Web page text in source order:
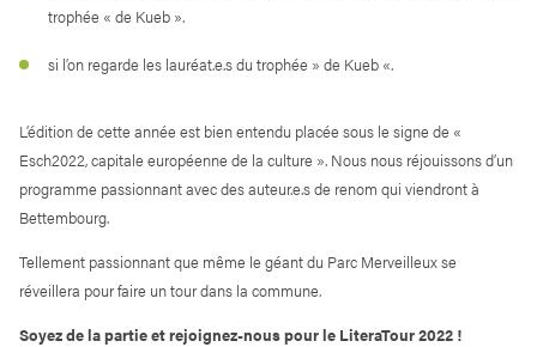
trophée « de Kueb ».
si l’on regarde les lauréat.e.s du trophée » de Kueb «.
L’édition de cette année est bien entendu placée sous le signe de «
Esch2022, capitale européenne de la culture ». Nous nous réjouissons d’un
programme passionnant avec des auteur.e.s de renom qui viendront à
Bettembourg.
Tellement passionnant que même le géant du Parc Merveilleux se
réveillera pour faire un tour dans la commune.
Soyez de la partie et rejoignez-nous pour le LiteraTour 2022 !